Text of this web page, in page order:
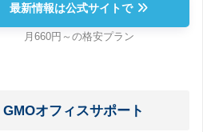
最新情報は公式サイトで
月660円～の格安プラン
オフィスサポート